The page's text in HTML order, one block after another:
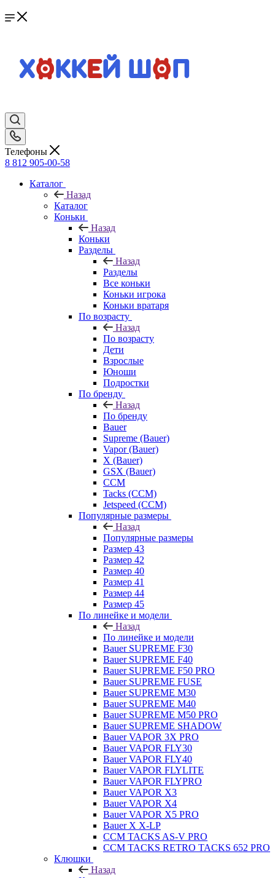
Телефоны
8 812 905-00-58
Каталог
Назад
Каталог
Коньки
Назад
Коньки
Разделы
Назад
Разделы
Все коньки
Коньки игрока
Коньки вратаря
По возрасту
Назад
По возрасту
Дети
Взрослые
Юноши
Подростки
По бренду
Назад
По бренду
Bauer
Supreme (Bauer)
Vapor (Bauer)
X (Bauer)
GSX (Bauer)
CCM
Tacks (CCM)
Jetspeed (CCM)
Популярные размеры
Назад
Популярные размеры
Размер 43
Размер 42
Размер 40
Размер 41
Размер 44
Размер 45
По линейке и модели
Назад
По линейке и модели
Bauer SUPREME F30
Bauer SUPREME F40
Bauer SUPREME F50 PRO
Bauer SUPREME FUSE
Bauer SUPREME M30
Bauer SUPREME M40
Bauer SUPREME M50 PRO
Bauer SUPREME SHADOW
Bauer VAPOR 3X PRO
Bauer VAPOR FLY30
Bauer VAPOR FLY40
Bauer VAPOR FLYLITE
Bauer VAPOR FLYPRO
Bauer VAPOR X3
Bauer VAPOR X4
Bauer VAPOR X5 PRO
Bauer X X-LP
CCM TACKS AS-V PRO
CCM TACKS RETRO TACKS 652 PRO
Клюшки
Назад